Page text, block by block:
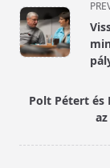
<span
class="nav-
subtitle
screen-
text">Page</
Polt Pétert és